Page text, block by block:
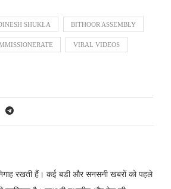
SHUKLA BITHOOR ASSEMBLY
VIRAL VIDEOS
रखती हैं। कई बडी और सनसनी खबरों को पहले